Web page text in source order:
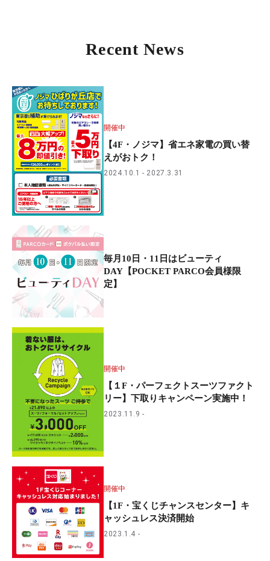
Recent News
開催中
【4F・ノジマ】省エネ家電の買い替
えがおトク！
2024.10.1 2027.3.31
毎月10日・11日はビューティ
DAY【POCKET PARCO会員様限
定】
開催中
【１F・パーフェクトスーツファクト
リー】下取りキャンペーン実施中！
2023.11.9
開催中
【1F・宝くじチャンスセンター】キ
ャッシュレス決済開始
2023.1.4